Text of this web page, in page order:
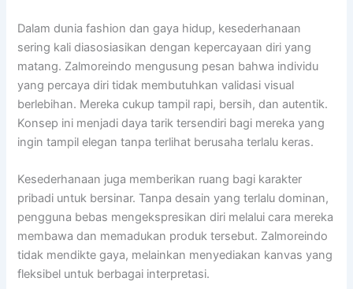
Dalam dunia fashion dan gaya hidup, kesederhanaan
sering kali diasosiasikan dengan kepercayaan diri yang
matang. Zalmoreindo mengusung pesan bahwa individu
yang percaya diri tidak membutuhkan validasi visual
berlebihan. Mereka cukup tampil rapi, bersih, dan autentik.
Konsep ini menjadi daya tarik tersendiri bagi mereka yang
ingin tampil elegan tanpa terlihat berusaha terlalu keras.
Kesederhanaan juga memberikan ruang bagi karakter
pribadi untuk bersinar. Tanpa desain yang terlalu dominan,
pengguna bebas mengekspresikan diri melalui cara mereka
membawa dan memadukan produk tersebut. Zalmoreindo
tidak mendikte gaya, melainkan menyediakan kanvas yang
fleksibel untuk berbagai interpretasi.